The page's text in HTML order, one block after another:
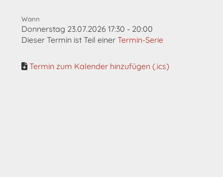
Wann
Donnerstag 23.07.2026 17:30 - 20:00
Dieser Termin ist Teil einer Termin-Serie
Termin zum Kalender hinzufügen (.ics)